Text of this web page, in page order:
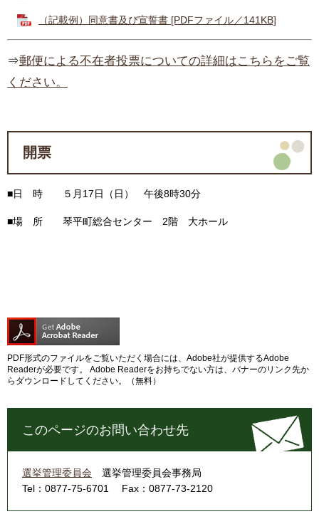
（記載例）同意書及び宣誓書 [PDFファイル／141KB]
⇒郵便による不在者投票についての詳細はこちらをご覧
ください。
開票
■日 時 ５月17日（日） 午後8時30分
■場 所 琴平町総合センター 2階 大ホール
PDF形式のファイルをご覧いただく場合には、Adobe社が提供するAdobe
Readerが必要です。
Adobe Readerをお持ちでない方は、バナーのリンク先か
らダウンロードしてください。（無料）
このページのお問い合わせ先
選挙管理委員会
選挙管理委員会事務局
Tel：0877-75-6701
Fax：0877-73-2120